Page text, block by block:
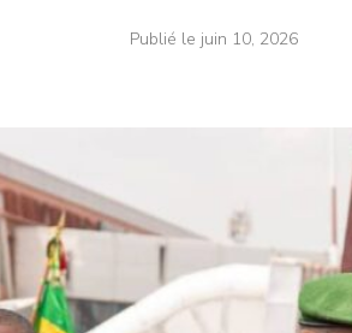
Publié le juin 10, 2026